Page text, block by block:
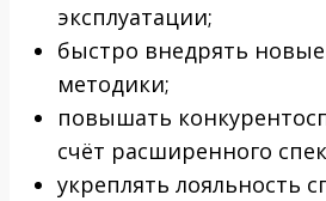
эксплуатации;
быстро внедрять
методики;
повышать
счёт расширенного
укреплять лояльность